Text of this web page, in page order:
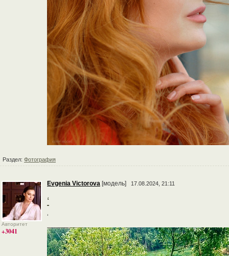
Раздел: Фотография
Авторитет
+3041
Evgenia Victorova [модель] 17.08.2024, 21:11
‘
‘